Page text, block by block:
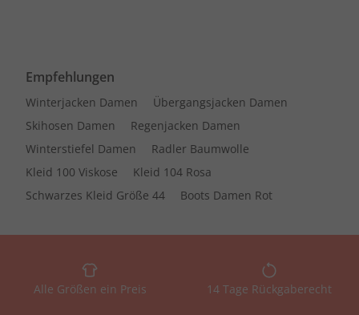
Empfehlungen
Winterjacken Damen
Übergangsjacken Damen
Skihosen Damen
Regenjacken Damen
Winterstiefel Damen
Radler Baumwolle
Kleid 100 Viskose
Kleid 104 Rosa
Schwarzes Kleid Größe 44
Boots Damen Rot
Alle Größen ein Preis 14 Tage Rückgaberecht